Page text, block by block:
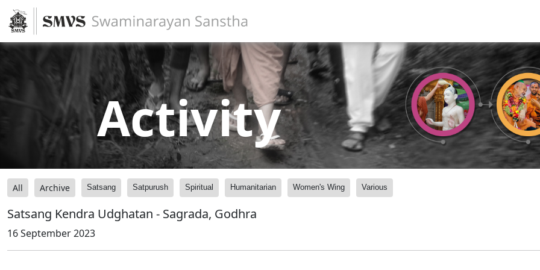
Activity
All Archive Satsang Satpurush Spiritual Humanitarian Women's Wing Various
Satsang Kendra Udghatan - Sagrada, Godhra
16 September 2023